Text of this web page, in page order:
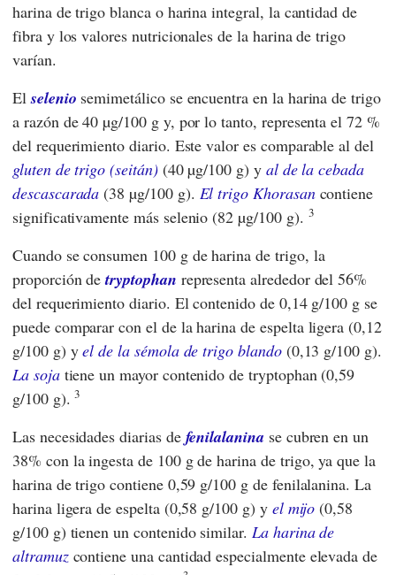
harina de trigo blanca o harina integral, la cantidad de
fibra y los valores nutricionales de la harina de trigo
varían.
Elselenio semimetálico se encuentra en la harina de trigo
a razón de 40 µg/100 g y, por lo tanto, representa el 72 %
del requerimiento diario. Este valor es comparable al del
gluten de trigo (seitán)(40 µg/100 g) y al de la cebada
descascarada (38 µg/100 g). El trigo Khorasancontiene
significativamente más selenio (82 µg/100 g). 3
Cuando se consumen 100 g de harina de trigo, la
proporción detryptophan representa alrededor del 56%
del requerimiento diario. El contenido de 0,14 g/100 g se
puede comparar con el de la harina de espelta ligera (0,12
g/100 g) yel de la sémola de trigo blando(0,13 g/100 g).
La sojatiene un mayor contenido de tryptophan (0,59
g/100 g).3
Las necesidades diarias de fenilalanina se cubren en un
38% con la ingesta de 100 g de harina de trigo, ya que la
harina de trigo contiene 0,59 g/100 g de fenilalanina. La
harina ligera de espelta (0,58 g/100 g) y el mijo (0,58
g/100 g) tienen un contenido similar. La harina de
altramuzcontiene una cantidad especialmente elevada de